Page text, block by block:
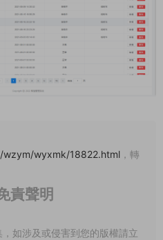
wyxmk/18822.html ，轉
責聲明
如涉及或侵害到您的版權請立